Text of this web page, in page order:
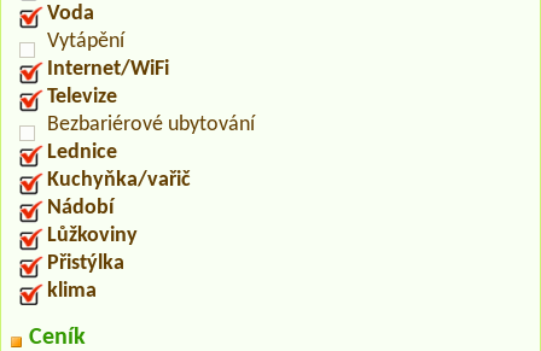
Voda
Vytápění
Internet/WiFi
Televize
Bezbariérové ubytování
Lednice
Kuchyňka/vařič
Nádobí
Lůžkoviny
Přistýlka
klima
Ceník